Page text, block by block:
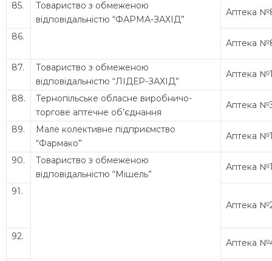
85.
Товариство з обмеженою
відповідальністю “ФАРМА-ЗАХІД”
Аптека
86.
Аптека
87.
Товариство з обмеженою
відповідальністю “ЛІДЕР-ЗАХІД”
Аптека
88.
Тернопільське обласне виробничо-
торгове аптечне об’єднання
Аптека
89.
Мале колективне підприємство
“Фармако”
Аптека
90.
Товариство з обмеженою
відповідальністю “Мішель”
Аптека
91.
Аптека
92.
Аптека